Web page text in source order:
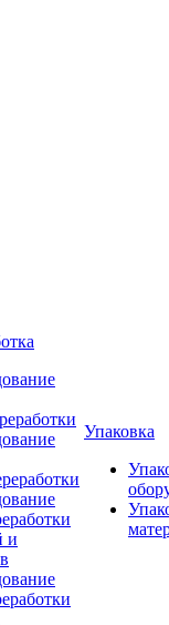
и
Упаковка